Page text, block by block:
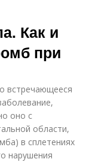
Как и
при
встречающееся
оно с
области,
в сплетениях
нарушения